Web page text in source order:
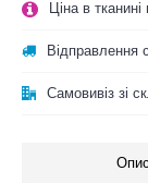
Ціна в
Відправлення
Самовивіз зі
Опис